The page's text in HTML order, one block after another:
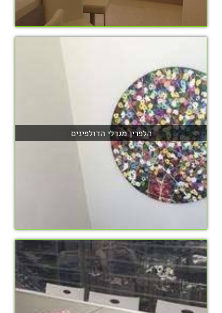
הלפרין מגדלי הדולפינים